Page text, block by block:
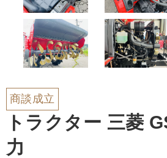
商談成立
トラクター 三菱
力